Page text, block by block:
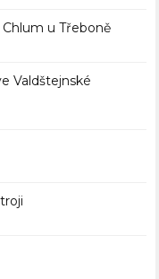
u Třeboně
Valdštejnské